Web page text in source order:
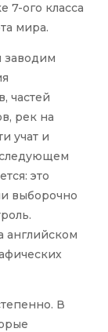
7-ого класса
мира.
заводим
частей
рек на
учат и
это
выборочно
английском
В